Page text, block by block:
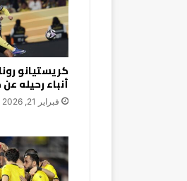
كريستيانو
أنباء رحيله
فبراير 21, 2026